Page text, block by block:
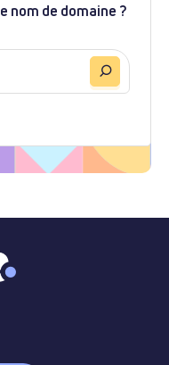
nom de domaine ?